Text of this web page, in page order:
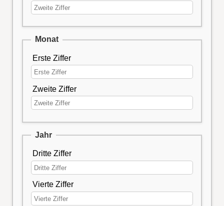
Monat
Erste Ziffer
Zweite Ziffer
Jahr
Dritte Ziffer
Vierte Ziffer